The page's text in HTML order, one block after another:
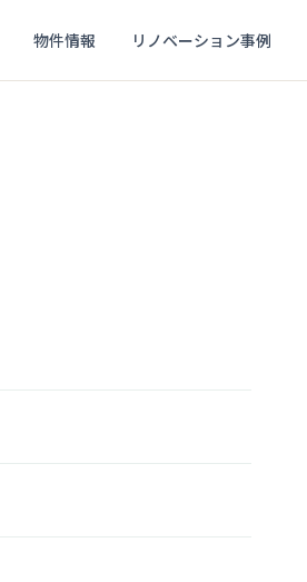
物件情報 リノベーション事例